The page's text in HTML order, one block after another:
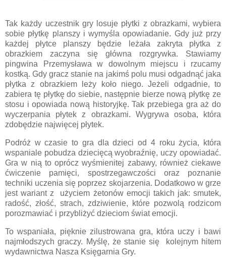
Tak każdy uczestnik gry losuje płytki z obrazkami, wybiera
sobie płytkę planszy i wymyśla opowiadanie. Gdy już przy
każdej płytce planszy będzie leżała zakryta płytka z
obrazkiem zaczyna się główna rozgrywka. Stawiamy
pingwina Przemysława w dowolnym miejscu i rzucamy
kostką. Gdy gracz stanie na jakimś polu musi odgadnąć jaka
płytka z obrazkiem leży koło niego. Jeżeli odgadnie, to
zabiera tę płytkę do siebie, następnie bierze nową płytkę ze
stosu i opowiada nową historyjkę. Tak przebiega gra aż do
wyczerpania płytek z obrazkami. Wygrywa osoba, która
zdobędzie najwięcej płytek.
Podróż w czasie to gra dla dzieci od 4 roku życia, która
wspaniale pobudza dziecięcą wyobraźnię, uczy opowiadać.
Gra w nią to oprócz wyśmienitej zabawy, również ciekawe
ćwiczenie pamięci, spostrzegawczości oraz poznanie
techniki uczenia się poprzez skojarzenia. Dodatkowo w grze
jest wariant z użyciem żetonów emocji takich jak: smutek,
radość, złość, strach, zdziwienie, które pozwolą rodzicom
porozmawiać i przybliżyć dzieciom świat emocji.
To wspaniała, pięknie zilustrowana gra, która uczy i bawi
najmłodszych graczy. Myślę, że stanie się kolejnym hitem
wydawnictwa Nasza Księgarnia Gry.